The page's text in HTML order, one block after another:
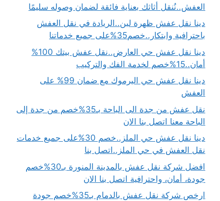
العفش..نُنقل أثاثك بعناية فائقة لضمان وصوله سليمًا
دينا نقل عفش ظهرة لبن..الريادة في نقل العفش
باحترافية وابتكار..خصم35%على جميع خدماتنا
دينا نقل عفش حي العارض..نقل عفش بيتك 100%
أمان..15%خصم لخدمة الفك والتركيب
دينا نقل عفش حي اليرموك مع ضمان 99% على
العفش
نقل عفش من جدة الى الباحة بـ35%خصم من جدة إلى
الباحة معنا اتصل بنا الان
دينا نقل عفش حي الملز..خصم 30%على جميع خدمات
نقل العفش في حي الملز..اتصل بنا
افضل شركة نقل عفش بالمدينة المنورة بـ30%خصم
جودة، أمان، واحترافية اتصل بنا الان
ارخص شركة نقل عفش بالدمام بـ35%خصم جودة